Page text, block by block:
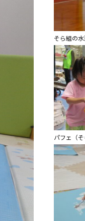
そら組の
パフェ（そ